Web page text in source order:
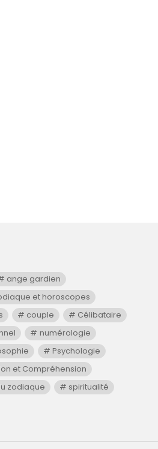
ange gardien
et horoscopes
couple
Célibataire
numérologie
Psychologie
et Compréhension
zodiaque
spiritualité